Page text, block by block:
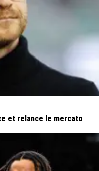
et relance le mercato